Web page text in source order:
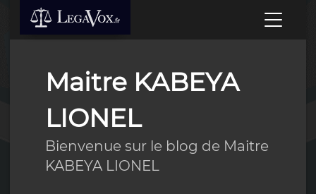
Maitre KABEYA
LIONEL
Bienvenue sur le blog de Maitre
KABEYA LIONEL